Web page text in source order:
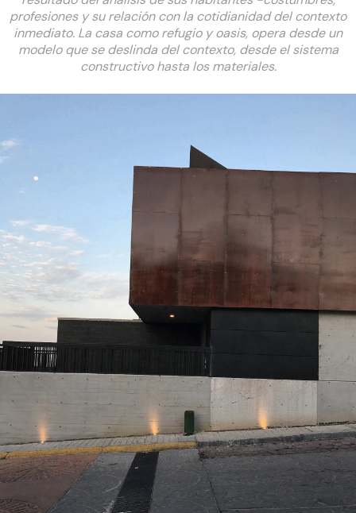
profesiones y su relación con la cotidianidad del contexto
inmediato. La casa como refugio y oasis, opera desde un
modelo que se deslinda del contexto, desde el sistema
constructivo hasta los materiales.